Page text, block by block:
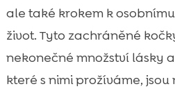
ale také krokem k
život. Tyto zachráněné
nekonečné množství lásky
které s nimi prožíváme,